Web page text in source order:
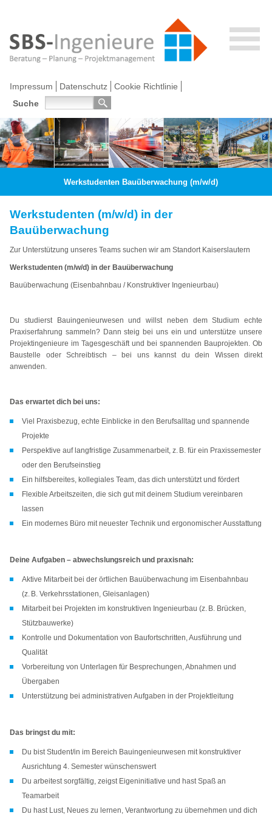
Impressum Datenschutz
Cookie Richtlinie
Suche
Werkstudenten Bauüberwachung (m/w/d)
Werkstudenten (m/w/d) in der
Bauüberwachung
Zur Unterstützung unseres Teams suchen wir am Standort Kaiserslautern
Werkstudenten (m/w/d) in der Bauüberwachung
Bauüberwachung (Eisenbahnbau / Konstruktiver Ingenieurbau)
Du studierst Bauingenieurwesen und willst neben dem Studium echte
Praxiserfahrung sammeln? Dann steig bei uns ein und unterstütze unsere
Projektingenieure im Tagesgeschäft und bei spannenden Bauprojekten. Ob
Baustelle oder Schreibtisch – bei uns kannst du dein Wissen direkt
anwenden.
Das erwartet dich bei uns:
Viel Praxisbezug, echte Einblicke in den Berufsalltag und spannende
Projekte
Perspektive auf langfristige Zusammenarbeit, z. B. für ein Praxissemester
oder den Berufseinstieg
Ein hilfsbereites, kollegiales Team, das dich unterstützt und fördert
Flexible Arbeitszeiten, die sich gut mit deinem Studium vereinbaren
lassen
Ein modernes Büro mit neuester Technik und ergonomischer Ausstattung
Deine Aufgaben – abwechslungsreich und praxisnah:
Aktive Mitarbeit bei der örtlichen Bauüberwachung im Eisenbahnbau
(z. B. Verkehrsstationen, Gleisanlagen)
Mitarbeit bei Projekten im konstruktiven Ingenieurbau (z. B. Brücken,
Stützbauwerke)
Kontrolle und Dokumentation von Baufortschritten, Ausführung und
Qualität
Vorbereitung von Unterlagen für Besprechungen, Abnahmen und
Übergaben
Unterstützung bei administrativen Aufgaben in der Projektleitung
Das bringst du mit:
Du bist Student/in im Bereich Bauingenieurwesen mit konstruktiver
Ausrichtung 4. Semester wünschenswert
Du arbeitest sorgfältig, zeigst Eigeninitiative und hast Spaß an
Teamarbeit
Du hast Lust, Neues zu lernen, Verantwortung zu übernehmen und dich